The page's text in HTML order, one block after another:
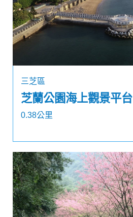
三芝區
芝蘭公園海上觀景平台
0.38公里